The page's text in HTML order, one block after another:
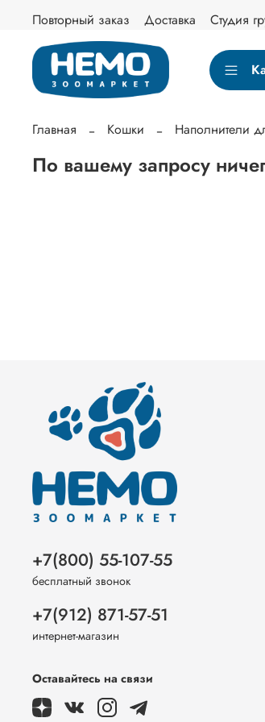
Повторный заказ Доставка Студия
Главная Кошки Наполнители
По вашему запросу
+7(800) 55-107-55
бесплатный звонок
+7(912) 871-57-51
интернет-магазин
Оставайтесь на связи